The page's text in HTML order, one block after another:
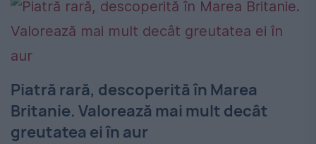
Piatră rară, descoperită în Marea
Britanie. Valorează mai mult decât
greutatea ei în aur